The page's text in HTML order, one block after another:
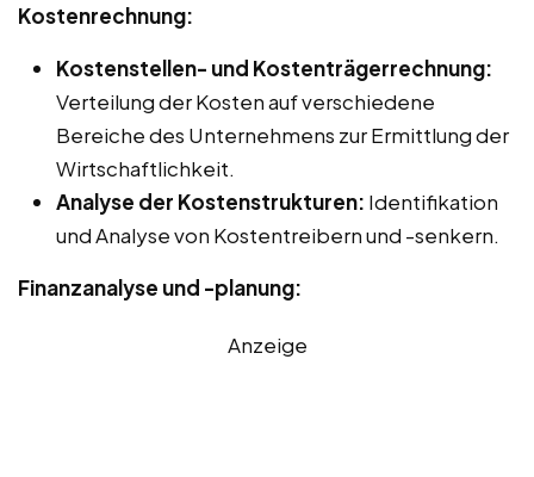
Kostenrechnung:
Kostenstellen- und Kostenträgerrechnung:
Verteilung der Kosten auf verschiedene
Bereiche des Unternehmens zur Ermittlung der
Wirtschaftlichkeit.
Analyse der Kostenstrukturen: Identifikation
und Analyse von Kostentreibern und -senkern.
Finanzanalyse und -planung:
Anzeige